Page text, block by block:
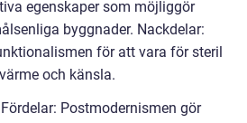
egenskaper som möjliggör
byggnader. Nackdelar:
för att vara för steril
och känsla.
Postmodernismen gör